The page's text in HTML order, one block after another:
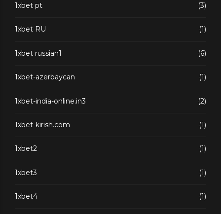
1xbet pt (3)
1xbet RU (1)
1xbet russian1 (6)
1xbet-azerbaycan (1)
1xbet-india-online.in3 (2)
1xbet-kirish.com (1)
1xbet2 (1)
1xbet3 (1)
1xbet4 (1)